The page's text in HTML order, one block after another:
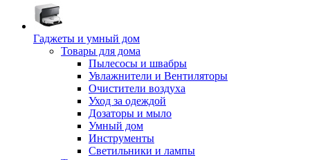
Гаджеты и умный дом
Товары для дома
Пылесосы и швабры
Увлажнители и Вентиляторы
Очистители воздуха
Уход за одеждой
Дозаторы и мыло
Умный дом
Инструменты
Светильники и лампы